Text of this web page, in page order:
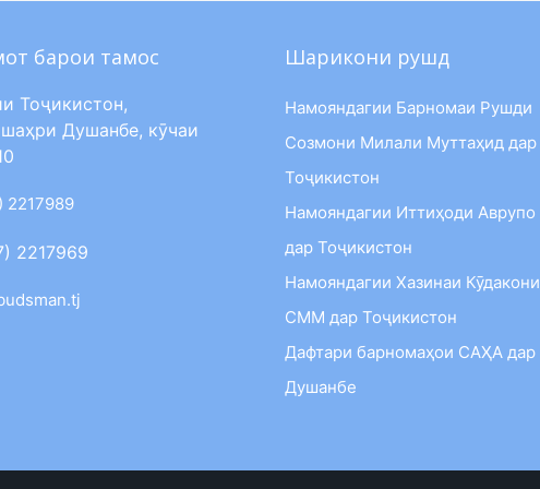
барои тамос
Тоҷикистон,
Душанбе, кӯчаи
2217989
2217969
Шарикони рушд
Намояндагии Барномаи Рушди
Созмони Милали Муттаҳид дар
Тоҷикистон
Намояндагии Иттиҳоди Аврупо
дар Тоҷикистон
Намояндагии Хазинаи Кӯдакони
СММ дар Тоҷикистон
Дафтари барномаҳои САҲА дар
Душанбе